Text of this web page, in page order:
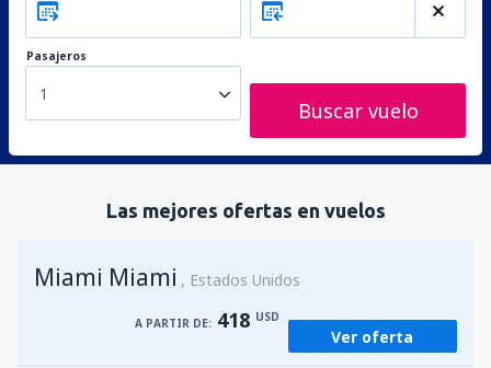
Pasajeros
1
Buscar vuelo
Las mejores ofertas en vuelos
Miami Miami Estados Unidos
A PARTIR DE: 418 USD
Ver oferta